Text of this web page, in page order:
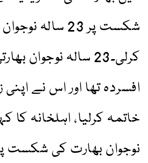
شکست پر 23
کرلی۔23 سالہ
افسردہ تھا اور اس نے
خاتمہ کرلیا، اہلخانہ کا
نوجوان بھارت کی شکست